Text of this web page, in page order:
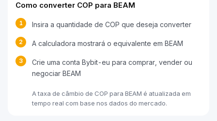
Como converter COP para BEAM
1 Insira a quantidade de COP que deseja converter
2 A calculadora mostrará o equivalente em BEAM
3
Crie uma conta Bybit-eu para comprar, vender ou
negociar BEAM
A taxa de câmbio de COP para BEAM é atualizada em
tempo real com base nos dados do mercado.